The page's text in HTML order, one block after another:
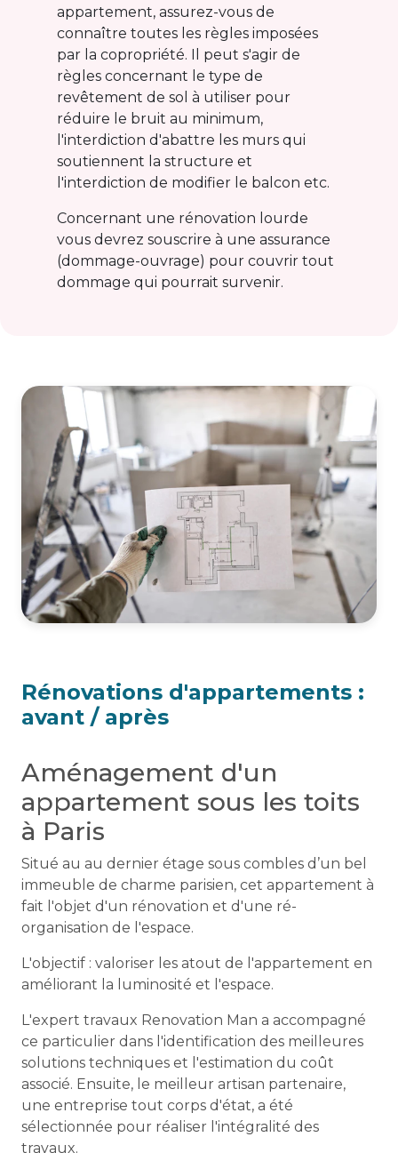
appartement, assurez-vous de
connaître toutes les règles imposées
par la copropriété. Il peut s'agir de
règles concernant le type de
revêtement de sol à utiliser pour
réduire le bruit au minimum,
l'interdiction d'abattre les murs qui
soutiennent la structure et
l'interdiction de modifier le balcon etc.
Concernant une rénovation lourde
vous devrez souscrire à une assurance
(dommage-ouvrage) pour couvrir tout
dommage qui pourrait survenir.
Rénovations d'appartements :
avant / après
Aménagement d'un
appartement sous les toits
à Paris
Situé au au dernier étage sous combles d’un bel
immeuble de charme parisien, cet appartement à
fait l'objet d'un rénovation et d'une ré-
organisation de l'espace.
L'objectif : valoriser les atout de l'appartement en
améliorant la luminosité et l'espace.
L'expert travaux Renovation Man a accompagné
ce particulier dans l'identification des meilleures
solutions techniques et l'estimation du coût
associé. Ensuite, le meilleur artisan partenaire,
une entreprise tout corps d'état, a été
sélectionnée pour réaliser l'intégralité des
travaux.